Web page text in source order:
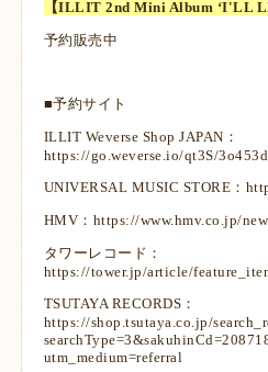
【ILLIT 2nd Mini Album ‘I'LL
予約販売中
■予約サイト
ILLIT Weverse Shop JAPAN：
https://go.weverse.io/qt3S/
UNIVERSAL MUSIC STORE：
HMV： https://www.hmv.co.jp/
タワーレコード：
https://tower.jp/article/
TSUTAYA RECORDS：
https://shop.tsutaya.co.jp/
utm_medium=referral